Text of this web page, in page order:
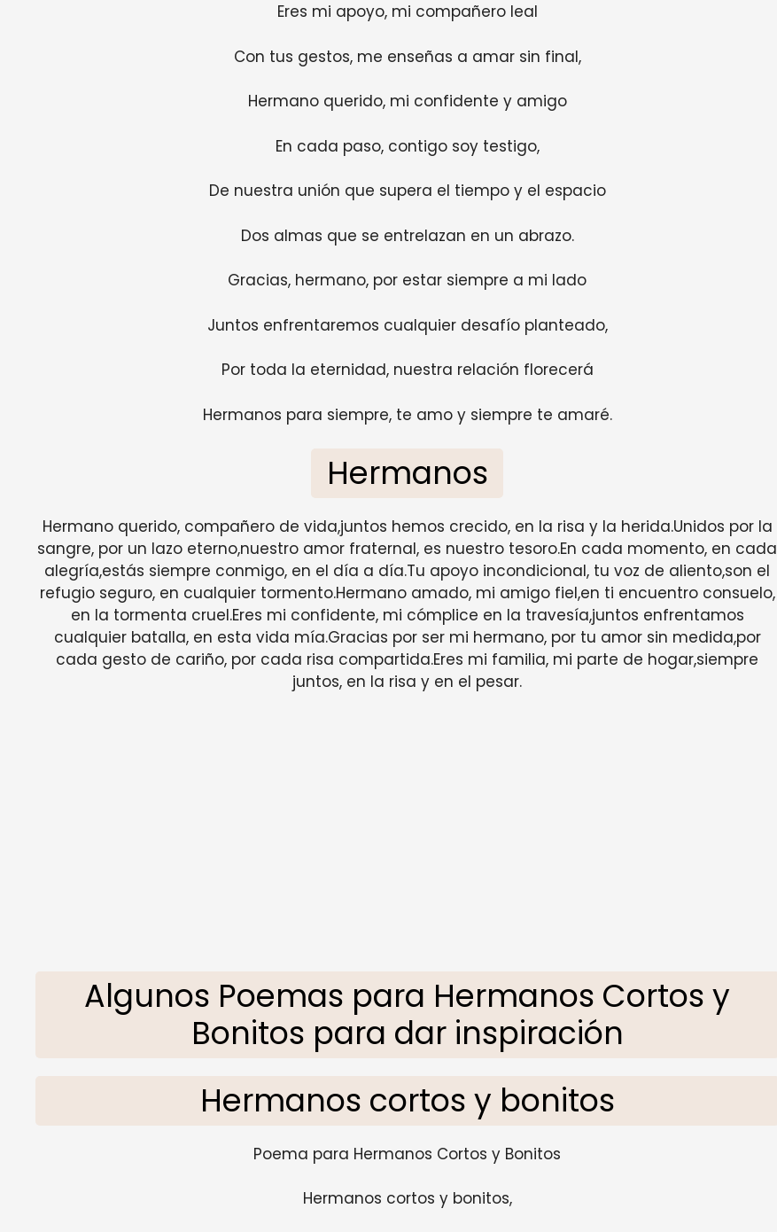
Eres mi apoyo, mi compañero leal
Con tus gestos, me enseñas a amar sin final,
Hermano querido, mi confidente y amigo
En cada paso, contigo soy testigo,
De nuestra unión que supera el tiempo y el espacio
Dos almas que se entrelazan en un abrazo.
Gracias, hermano, por estar siempre a mi lado
Juntos enfrentaremos cualquier desafío planteado,
Por toda la eternidad, nuestra relación florecerá
Hermanos para siempre, te amo y siempre te amaré.
Hermanos
Hermano querido, compañero de vida,juntos hemos crecido, en la risa y la herida.Unidos por la
sangre, por un lazo eterno,nuestro amor fraternal, es nuestro tesoro.En cada momento, en cada
alegría,estás siempre conmigo, en el día a día.Tu apoyo incondicional, tu voz de aliento,son el
refugio seguro, en cualquier tormento.Hermano amado, mi amigo fiel,en ti encuentro consuelo,
en la tormenta cruel.Eres mi confidente, mi cómplice en la travesía,juntos enfrentamos
cualquier batalla, en esta vida mía.Gracias por ser mi hermano, por tu amor sin medida,por
cada gesto de cariño, por cada risa compartida.Eres mi familia, mi parte de hogar,siempre
juntos, en la risa y en el pesar.
Algunos Poemas para Hermanos Cortos y
Bonitos para dar inspiración
Hermanos cortos y bonitos
Poema para Hermanos Cortos y Bonitos
Hermanos cortos y bonitos,